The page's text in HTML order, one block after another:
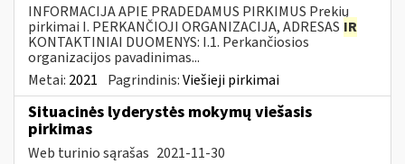
INFORMACIJA APIE PRADEDAMUS PIRKIMUS Prekių
pirkimai I. PERKANČIOJI ORGANIZACIJA, ADRESAS IR
KONTAKTINIAI DUOMENYS: I.1. Perkančiosios
organizacijos pavadinimas...
Metai: 2021 Pagrindinis:Viešieji pirkimai
Situacinės lyderystės mokymų viešasis
pirkimas
Web turinio sąrašas 2021-11-30